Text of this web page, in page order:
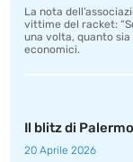
La nota
vittime del racket:
una volta, quanto
economici.
Il blitz di
20 Aprile 2026